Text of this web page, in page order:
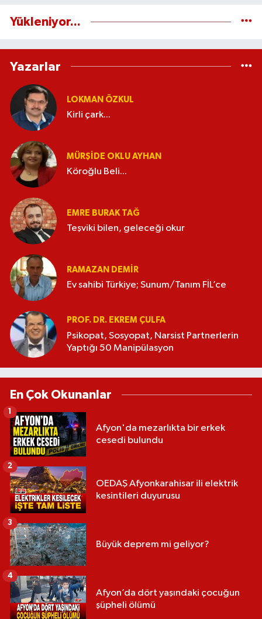
Yükleniyor...
Yazarlar
LOKMAN ÖZKUL
Kirli çark...
MÜRŞIDE OKLU AYHAN
Köroğlu Beli...
EMRE BURAK TAĞ
Teşviki bilen, geleceği okur
RAMAZAN DEMİR
Ev sahibi Türkiye; Sunum/Tanım FİL’ce
PROF. DR. EKREM ÇULFA
Psikopat, Sosyopat, Narsist Partnerlerin
Yaptığı 50 Manipülasyon
En Çok Okunanlar
Afyon'da mezarlıkta bir erkek
cesedi bulundu
1
OEDAŞ Afyonkarahisar ili elektrik
kesintileri duyurusu
2
Büyük deprem mi geliyor?
3
Afyon’da dört yaşındaki çocuğun
şüpheli ölümü
4